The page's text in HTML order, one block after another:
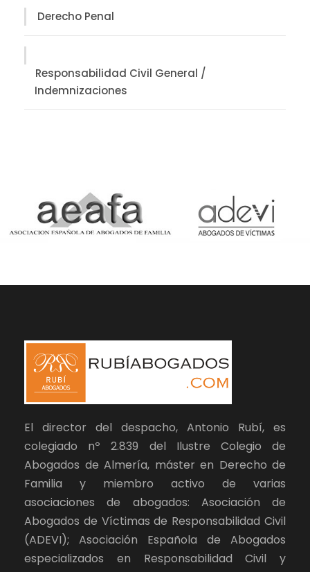
Derecho Penal
Responsabilidad Civil General /
Indemnizaciones
El director del despacho, Antonio Rubí, es
colegiado nº 2.839 del Ilustre Colegio de
Abogados de Almería, máster en Derecho de
Familia y miembro activo de varias
asociaciones de abogados: Asociación de
Abogados de Víctimas de Responsabilidad Civil
(ADEVI); Asociación Española de Abogados
especializados en Responsabilidad Civil y